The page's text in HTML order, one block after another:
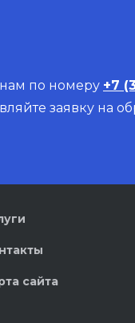
по номеру +7
заявку на
сайта